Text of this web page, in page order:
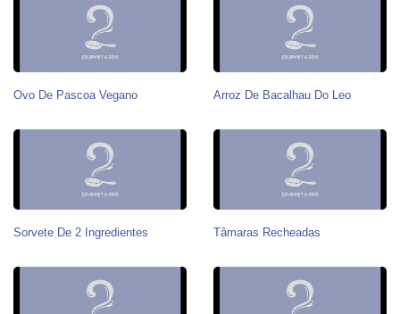
Ovo De Pascoa Vegano Arroz De Bacalhau Do Leo
Sorvete De 2 Ingredientes Tâmaras Recheadas